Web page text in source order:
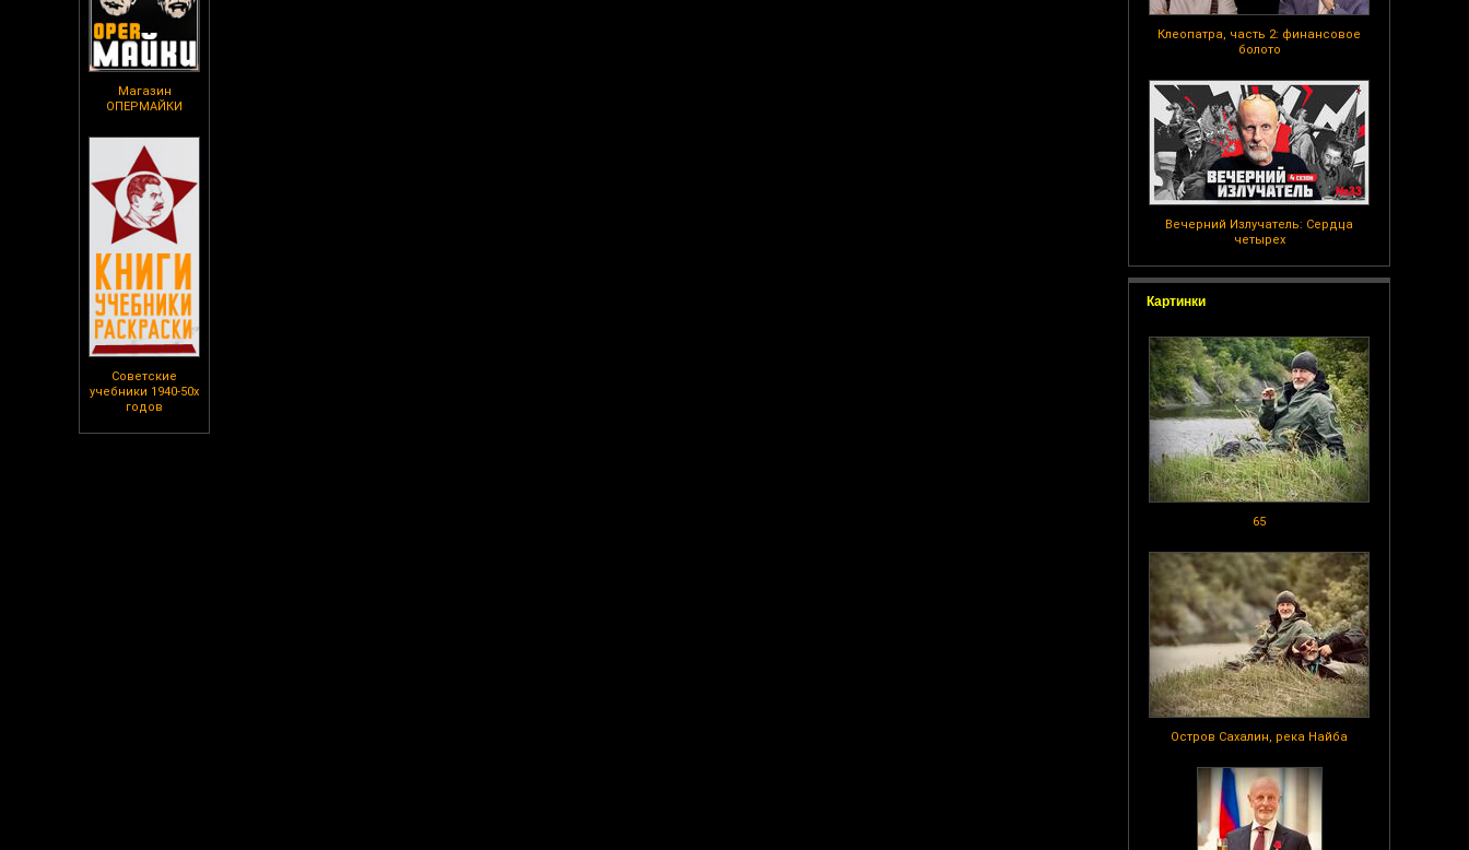
Магазин
ОПЕРМАЙКИ
Советские
учебники 1940-50х
годов
Клеопатра, часть 2: финансовое
болото
Вечерний Излучатель: Сердца
четырех
Картинки
65
Остров Сахалин, река Найба